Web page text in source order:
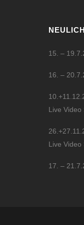
15. –
16. –
Live Video
Live Video
17. –